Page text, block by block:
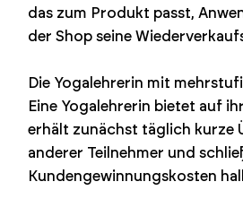
das zum Produkt passt,
der Shop seine
Die Yogalehrerin mit
Eine Yogalehrerin bietet auf
erhält zunächst täglich kurze
anderer Teilnehmer und
Kundengewinnungskosten